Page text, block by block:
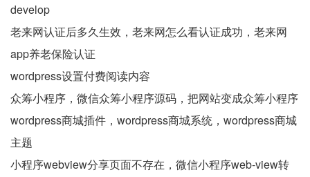
develop
老来网认证后多久生效，老来网怎么看认证成功，老来网
app养老保险认证
wordpress设置付费阅读内容
众筹小程序，微信众筹小程序源码，把网站变成众筹小程序
wordpress商城插件，wordpress商城系统，wordpress商城
主题
小程序webview分享页面不存在，微信小程序web-view转